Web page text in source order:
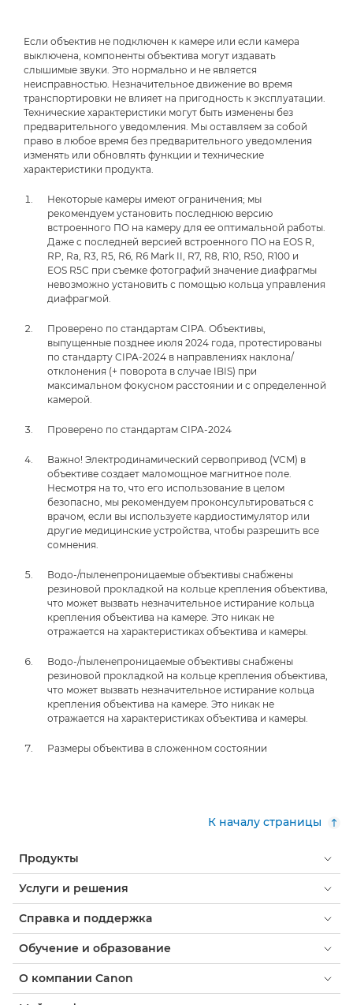
Если объектив не подключен к камере или если камера
выключена, компоненты объектива могут издавать
слышимые звуки. Это нормально и не является
неисправностью. Незначительное движение во время
транспортировки не влияет на пригодность к эксплуатации.
Технические характеристики могут быть изменены без
предварительного уведомления. Мы оставляем за собой
право в любое время без предварительного уведомления
изменять или обновлять функции и технические
характеристики продукта.
Некоторые камеры имеют ограничения; мы
рекомендуем установить последнюю версию
встроенного ПО на камеру для ее оптимальной работы.
Даже с последней версией встроенного ПО на EOS R,
RP, Ra, R3, R5, R6, R6 Mark II, R7, R8, R10, R50, R100 и
EOS R5C при съемке фотографий значение диафрагмы
невозможно установить с помощью кольца управления
диафрагмой.
Проверено по стандартам CIPA. Объективы,
выпущенные позднее июля 2024 года, протестированы
по стандарту CIPA-2024 в направлениях наклона/
отклонения (+ поворота в случае IBIS) при
максимальном фокусном расстоянии и с определенной
камерой.
Проверено по стандартам CIPA-2024
Важно! Электродинамический сервопривод (VCM) в
объективе создает маломощное магнитное поле.
Несмотря на то, что его использование в целом
безопасно, мы рекомендуем проконсультироваться с
врачом, если вы используете кардиостимулятор или
другие медицинские устройства, чтобы разрешить все
сомнения.
Водо-/пыленепроницаемые объективы снабжены
резиновой прокладкой на кольце крепления объектива,
что может вызвать незначительное истирание кольца
крепления объектива на камере. Это никак не
отражается на характеристиках объектива и камеры.
Водо-/пыленепроницаемые объективы снабжены
резиновой прокладкой на кольце крепления объектива,
что может вызвать незначительное истирание кольца
крепления объектива на камере. Это никак не
отражается на характеристиках объектива и камеры.
Размеры объектива в сложенном состоянии
К началу страницы
Продукты
Услуги и решения
Справка и поддержка
Обучение и образование
О компании Canon